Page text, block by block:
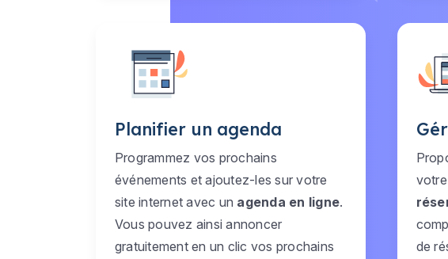
Planifier un agenda
Programmez vos prochains
événements et ajoutez-les sur votre
site internet avec un agenda en ligne.
Vous pouvez ainsi annoncer
gratuitement en un clic vos prochains
de